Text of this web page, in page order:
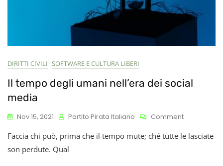
DIRITTI CIVILI SOFTWARE E CULTURA LIBERI
Il tempo degli umani nell’era dei social
media
Nov 15, 2021 Partito Pirata Italiano CommentOn
Tempo
Faccia chi può, prima che il tempo mute; ché tutte le lasciate
son perdute. Qual